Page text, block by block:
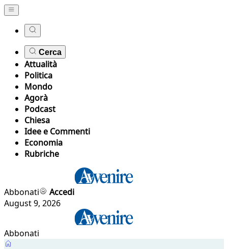
Cerca
Attualità
Politica
Mondo
Agorà
Podcast
Chiesa
Idee e Commenti
Economia
Rubriche
Abbonati
Accedi
August 9, 2026
Abbonati